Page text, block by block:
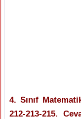
4. Sınıf
212-213-215.